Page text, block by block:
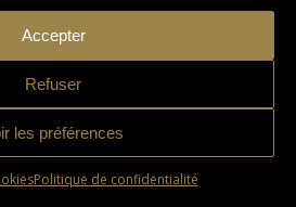
Accepter
Refuser
les préférences
Politique de confidentialité